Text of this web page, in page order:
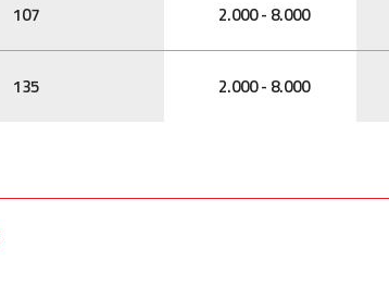
107 2.000 - 8.000
135 2.000 - 8.000